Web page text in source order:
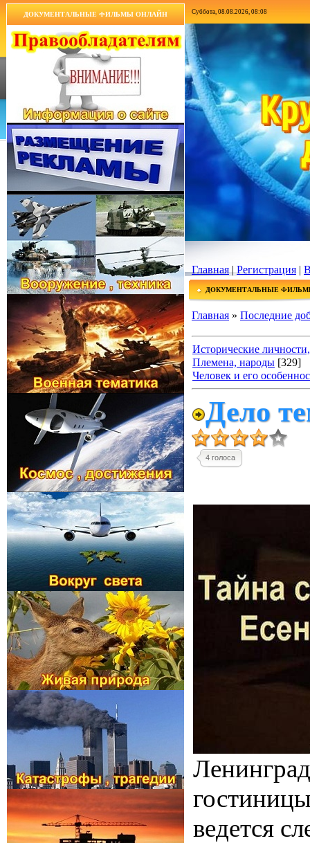
ДОКУМЕНТАЛЬНЫЕ ФИЛЬМЫ ОНЛАЙН Суббота, 08.08.2026, 08:08
Главная|Регистрация |
ДОКУМЕНТАЛЬНЫЕ
Главная » Последние
Исторические
Племена, народы [329]
Человек и его
Дело
4 голоса
ведется